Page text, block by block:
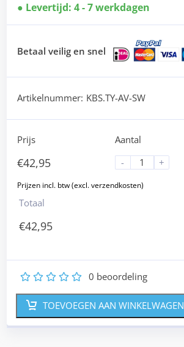
Levertijd: 4 - 7 werkdagen
Betaal veilig en snel
Artikelnummer: KBS.TY-AV-SW
Prijs
€42,95
Aantal
-
+
Totaal
€42,95
5
4
3
2 0 beoordeling
TOEVOEGEN AAN WINKELWAGEN